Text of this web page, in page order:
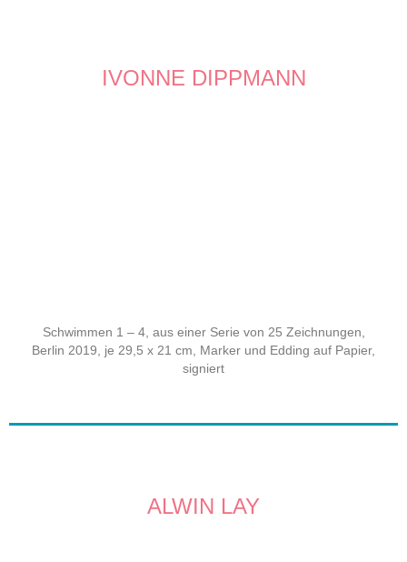
IVONNE DIPPMANN
Schwimmen 1 – 4, aus einer Serie von 25 Zeichnungen,
Berlin 2019, je 29,5 x 21 cm, Marker und Edding auf Papier,
signiert
ALWIN LAY